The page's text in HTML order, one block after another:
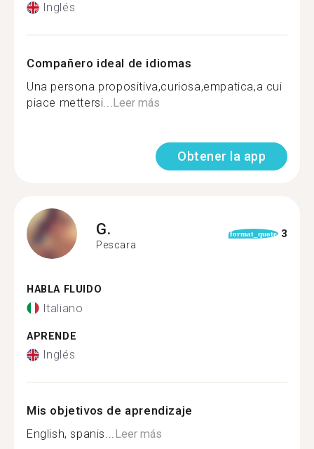
Inglés
Compañero ideal de idiomas
Una persona propositiva,curiosa,empatica,a cui
piace mettersi...Leer más
Obtener la app
G.
Pescara
format_quote 3
HABLA FLUIDO
Italiano
APRENDE
Inglés
Mis objetivos de aprendizaje
English, spanis...Leer más